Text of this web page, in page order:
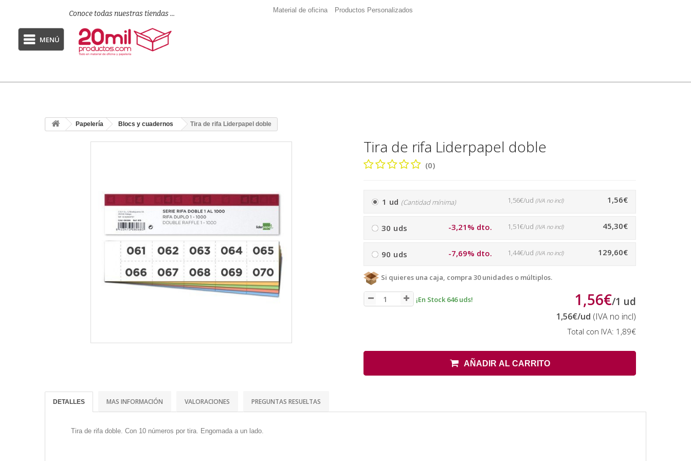
Conoce todas nuestras tiendas ... Material de oficina Productos Personalizados
MENÚ
Papelería Blocs y cuadernos Tira de rifa Liderpapel doble
Tira de rifa Liderpapel doble
(0)
1 ud (Cantidad mínima) 1,56€
1,56€/ud (IVA no incl)
30 uds -3,21% dto. 45,30€
1,51€/ud (IVA no incl)
90 uds -7,69% dto. 129,60€
1,44€/ud (IVA no incl)
Si quieres una caja, compra 30 unidades o múltiplos.
¡En Stock 646 uds! 1,56€/1 ud
1,56€/ud (IVA no incl)
Total con IVA: 1,89€
AÑADIR AL CARRITO
DETALLES MAS INFORMACIÓN VALORACIONES PREGUNTAS RESUELTAS
Tira de rifa doble. Con 10 números por tira. Engomada a un lado.